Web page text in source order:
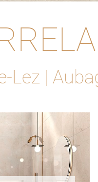
Lez |